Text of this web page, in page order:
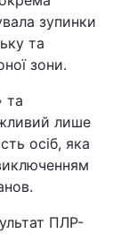
зупинки
та
зони.
та
лише
осіб, яка
ПЛР-